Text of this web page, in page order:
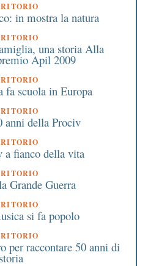
in mostra la natura
una storia Alla
Apil 2009
fa scuola in Europa
anni della Prociv
a fianco della vita
Grande Guerra
si fa popolo
per raccontare 50 anni di
storia